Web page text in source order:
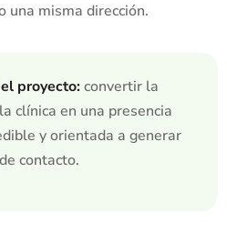
una misma dirección.
proyecto:convertir la
clínica en una presencia
y orientada a generar
contacto.